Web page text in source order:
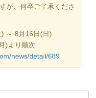
が、何卒ご了承くださ
～ 8月16日(日)
)より順次
news/detail/689